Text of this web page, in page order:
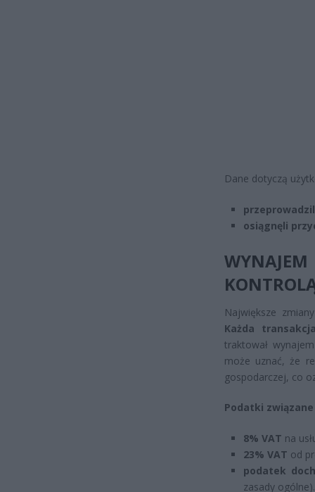
Dane dotyczą
osiągnęli
Największe
Każda
traktował
może uznać, że
gospodarczej, co
Podatki
8% VAT na
23% VAT od
podatek
zasady ogólne).